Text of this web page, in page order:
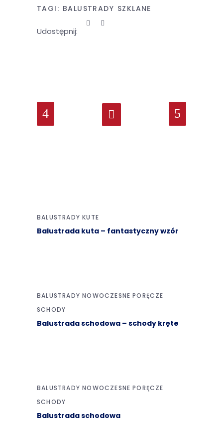
TAGI: BALUSTRADY SZKLANE
Udostępnij:
BALUSTRADY KUTE
Balustrada kuta – fantastyczny wzór
BALUSTRADY NOWOCZESNE PORĘCZE
SCHODY
Balustrada schodowa – schody kręte
BALUSTRADY NOWOCZESNE PORĘCZE
SCHODY
Balustrada schodowa